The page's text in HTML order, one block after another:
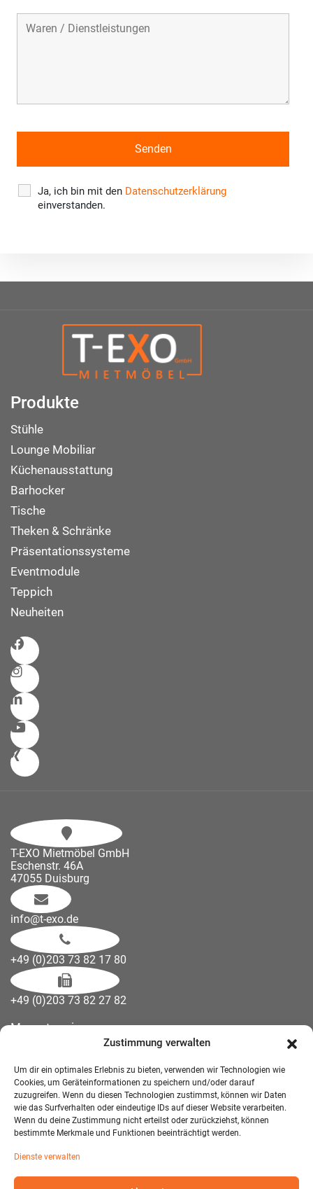
Zustimmung verwalten
Um dir ein optimales Erlebnis zu bieten, verwenden wir Technologien wie
Cookies, um Geräteinformationen zu speichern und/oder darauf
zuzugreifen. Wenn du diesen Technologien zustimmst, können wir Daten
wie das Surfverhalten oder eindeutige IDs auf dieser Website verarbeiten.
Wenn du deine Zustimmung nicht erteilst oder zurückziehst, können
bestimmte Merkmale und Funktionen beeinträchtigt werden.
Dienste verwalten
Ja, ich bin mit den Datenschutzerklärung
einverstanden.
Produkte
Stühle
Lounge Mobiliar
Küchenausstattung
Barhocker
Tische
Theken & Schränke
Präsentationssysteme
Eventmodule
Teppich
Neuheiten
T-EXO Mietmöbel GmbH
Eschenstr. 46A
47055 Duisburg
info@t-exo.de
+49 (0)203 73 82 17 80
+49 (0)203 73 82 27 82
Messetermine
Downloads
Wandelemente
Über uns
Impressum
AGB Mietmöbel
Datenschutzerklärung